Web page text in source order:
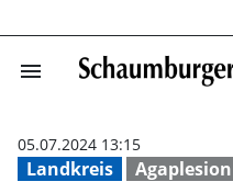
menu
Landkreis Agaplesion
05.07.2024 13:15